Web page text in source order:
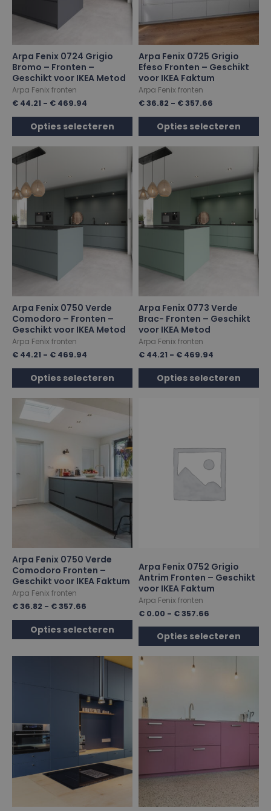
Arpa Fenix 0724 Grigio
Bromo – Fronten –
Geschikt voor IKEA Metod
Arpa Fenix fronten
€ 44.21 - € 469.94
Opties selecteren
Arpa Fenix 0725 Grigio
Efeso Fronten – Geschikt
voor IKEA Faktum
Arpa Fenix fronten
€36.82 - €357.66
Opties selecteren
Arpa Fenix 0750 Verde
Comodoro – Fronten –
Geschikt voor IKEA Metod
Arpa Fenix fronten
€ 44.21 - € 469.94
Opties selecteren
Arpa Fenix 0773 Verde
Brac- Fronten – Geschikt
voor IKEA Metod
Arpa Fenix fronten
€ 44.21 - € 469.94
Opties selecteren
Arpa Fenix 0750 Verde
Comodoro Fronten –
Geschikt voor IKEA Faktum
Arpa Fenix fronten
€36.82 - €357.66
Opties selecteren
Arpa Fenix 0752 Grigio
Antrim Fronten – Geschikt
voor IKEA Faktum
Arpa Fenix fronten
€ 0.00 - €357.66
Opties selecteren